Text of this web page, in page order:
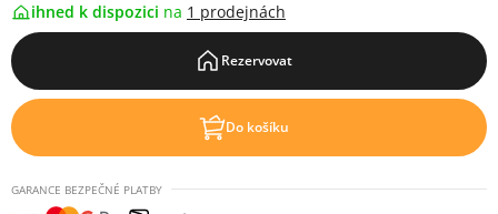
ihned k dispozici na 1 prodejnách
Rezervovat
Do košíku
GARANCE BEZPEČNÉ PLATBY